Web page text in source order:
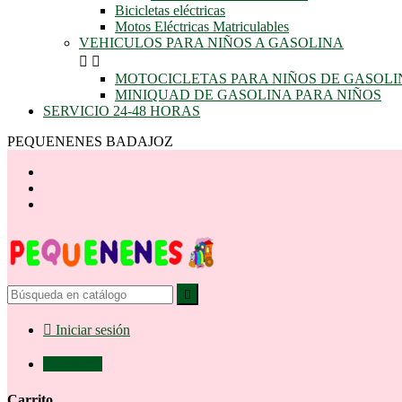
Bicicletas eléctricas
Motos Eléctricas Matriculables
VEHICULOS PARA NIÑOS A GASOLINA
 
MOTOCICLETAS PARA NIÑOS DE
MINIQUAD DE GASOLINA PARA NIÑOS
SERVICIO 24-48 HORAS
PEQUENENES BADAJOZ

 Iniciar sesión